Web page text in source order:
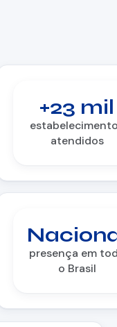
+23 mil
atendidos
presença em
o Brasil